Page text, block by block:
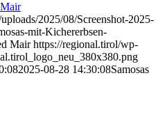
2025/08/Screenshot-2025-
mit-Kichererbsen-
Mair https://regional.tirol/wp-
2025-08-28 14:30:08Samosas